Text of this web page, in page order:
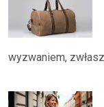
wyzwaniem,